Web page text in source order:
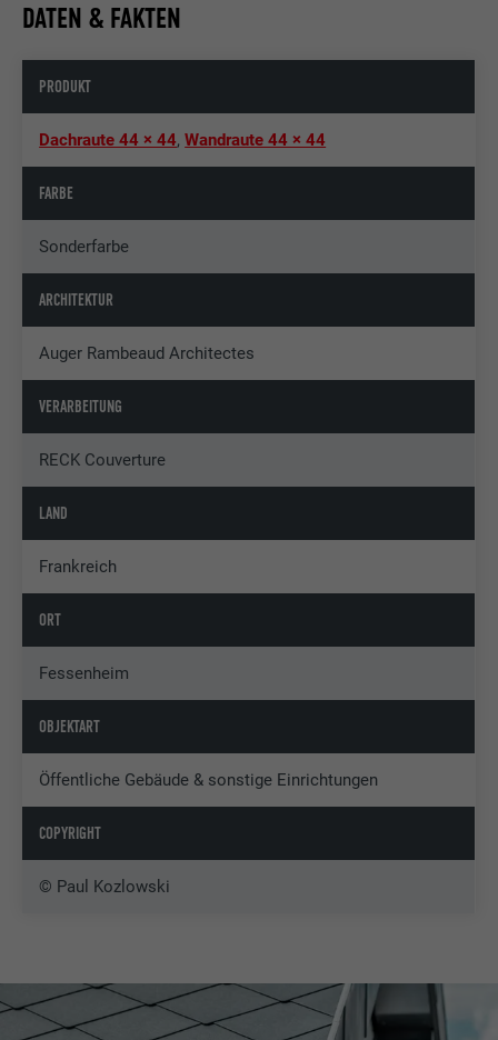
DATEN & FAKTEN
PRODUKT
Dachraute 44 × 44,Wandraute 44 × 44
FARBE
Sonderfarbe
ARCHITEKTUR
Auger Rambeaud Architectes
VERARBEITUNG
RECK Couverture
LAND
Frankreich
ORT
Fessenheim
OBJEKTART
Öffentliche Gebäude & sonstige Einrichtungen
COPYRIGHT
© Paul Kozlowski